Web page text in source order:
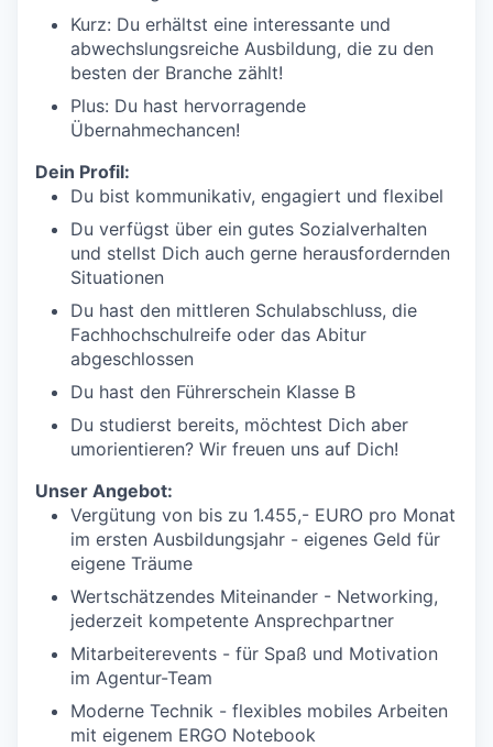
Kurz: Du erhältst eine interessante und
abwechslungsreiche Ausbildung, die zu den
besten der Branche zählt!
Plus: Du hast hervorragende
Übernahmechancen!
Dein Profil:
Du bist kommunikativ, engagiert und flexibel
Du verfügst über ein gutes Sozialverhalten
und stellst Dich auch gerne herausfordernden
Situationen
Du hast den mittleren Schulabschluss, die
Fachhochschulreife oder das Abitur
abgeschlossen
Du hast den Führerschein Klasse B
Du studierst bereits, möchtest Dich aber
umorientieren? Wir freuen uns auf Dich!
Unser Angebot:
Vergütung von bis zu 1.455,- EURO pro Monat
im ersten Ausbildungsjahr - eigenes Geld für
eigene Träume
Wertschätzendes Miteinander - Networking,
jederzeit kompetente Ansprechpartner
Mitarbeiterevents - für Spaß und Motivation
im Agentur-Team
Moderne Technik - flexibles mobiles Arbeiten
mit eigenem ERGO Notebook